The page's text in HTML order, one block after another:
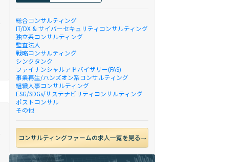
総合コンサルティング
IT/DX & サイバーセキュリティコンサルティング
独立系コンサルティング
監査法人
戦略コンサルティング
シンクタンク
ファイナンシャルアドバイザリー(FAS)
事業再生/ハンズオン系コンサルティング
組織人事コンサルティング
ESG/SDGs/サステナビリティコンサルティング
ポストコンサル
その他
コンサルティングファームの求人一覧を見る